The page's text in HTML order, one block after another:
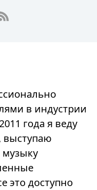
в индустрии
года я веду
выступаю
музыку
это доступно